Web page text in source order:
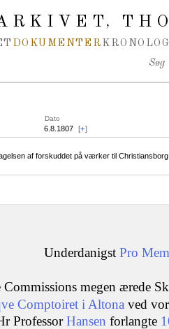
,
DOKUMENTER
Søg
Dato
6.8.1807 [+]
af forskuddet på værker til
Underdanigst Pro
megen ærede
Comptoiret i Altona ved
ProfessorHansen forlangte